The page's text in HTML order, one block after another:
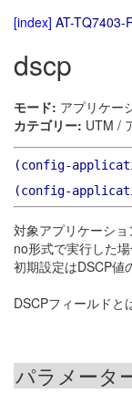
[index] AT-TQ7403-
dscp
モード: アプリケー
カテゴリー: UTM /
(config-
(config-
対象アプリケーシ
no形式で実行した
初期設定はDSCP値
DSCPフィールドと
パラメータ